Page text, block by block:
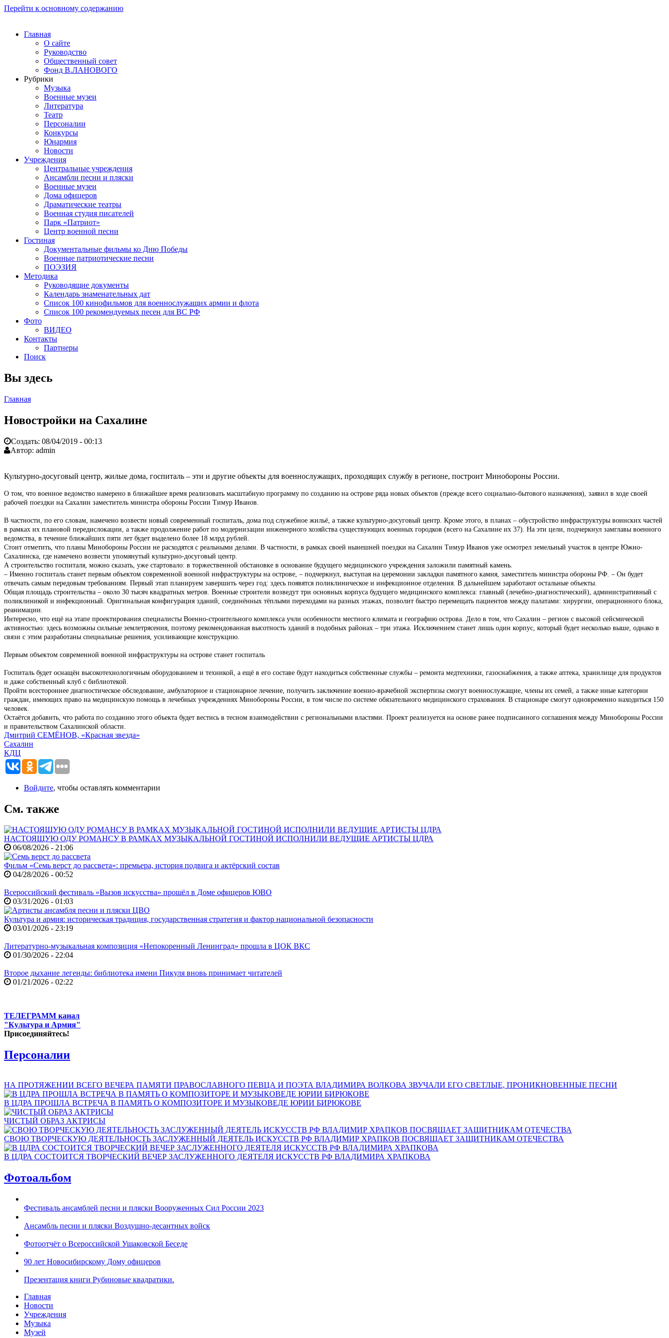
Перейти к основному содержанию
Главная
О сайте
Руководство
Общественный совет
Фонд В.ЛАНОВОГО
Рубрики
Музыка
Военные музеи
Литература
Театр
Персоналии
Конкурсы
Юнармия
Новости
Учреждения
Центральные учреждения
Ансамбли песни и пляски
Военные музеи
Дома офицеров
Драматические театры
Военная студия писателей
Парк «Патриот»
Центр военной песни
Гостиная
Документальные фильмы ко Дню Победы
Военные патриотические песни
ПОЭЗИЯ
Методика
Руководящие документы
Календарь знаменательных дат
Список 100 кинофильмов для военнослужащих армии и флота
Список 100 рекомендуемых песен для ВС РФ
Фото
ВИДЕО
Контакты
Партнеры
Поиск
Вы здесь
Главная
Новостройки на Сахалине
Создать: 08/04/2019 - 00:13
Автор: admin
Культурно-досуговый центр, жилые дома, госпиталь – эти и другие объекты для военнослужащих, проходящих службу в регионе, построит Минобороны России.
О том, что военное ведомство намерено в ближайшее время реализовать масштабную программу по созданию на острове ряда новых объектов (прежде всего социально-бытового назначения), заявил в ходе своей
рабочей поездки на Сахалин заместитель министра обороны России Тимур Иванов.
В частности, по его словам, намечено возвести новый современный госпиталь, дома под служебное жильё, а также культурно-досуговый центр. Кроме этого, в планах – обустройство инфраструктуры воинских частей
в рамках их плановой передислокации, а также продолжение работ по модернизации инженерного хозяйства существующих военных городков (всего на Сахалине их 37). На эти цели, подчеркнул замглавы военного
ведомства, в течение ближайших пяти лет будет выделено более 18 млрд рублей.
Стоит отметить, что планы Мин­обороны России не расходятся с реальными делами. В частности, в рамках своей нынешней поездки на Сахалин Тимур Иванов уже осмотрел земельный участок в центре Южно-
Сахалинска, где намечено возвести упомянутый культурно-досуговый центр.
А строительство госпиталя, можно сказать, уже стартовало: в торжественной обстановке в основание будущего медицинского учреждения заложили памятный камень.
– Именно госпиталь станет первым объектом современной военной инфраструктуры на острове, – подчеркнул, выступая на церемонии закладки памятного камня, заместитель министра обороны РФ. – Он будет
отвечать самым передовым требованиям. Первый этап планируем завершить через год: здесь появятся поликлиническое и инфекционное отделения. В дальнейшем заработают остальные объекты.
Общая площадь строительства – около 30 тысяч квадратных метров. Военные строители возведут три основных корпуса будущего медицинского комплекса: главный (лечебно-диагностический), административный с
поликлиникой и инфекционный. Оригинальная конфигурация зданий, соединённых тёплыми переходами на разных этажах, позволит быстро перемещать пациентов между палатами: хирургии, операционного блока,
реанимации.
Интересно, что ещё на этапе проектирования специалисты Военно-строительного комплекса учли особенности местного климата и географию острова. Дело в том, что Сахалин – регион с высокой сейсмической
активностью: здесь возможны сильные землетрясения, поэтому рекомендованная высотность зданий в подобных районах – три этажа. Исключением станет лишь один корпус, который будет несколько выше, однако в
связи с этим разработаны специальные решения, усиливающие конструкцию.
Первым объектом современной военной инфраструктуры на острове станет госпиталь
Госпиталь будет оснащён высокотехнологичным оборудованием и техникой, а ещё в его составе будут находиться собственные службы – ремонта медтехники, газоснабжения, а также аптека, хранилище для продуктов
и даже собственный клуб с библиотекой.
Пройти всестороннее диагностическое обследование, амбулаторное и стационарное лечение, получить заключение военно-врачебной экспертизы смогут военнослужащие, члены их семей, а также иные категории
граждан, имеющих право на медицинскую помощь в лечебных учреждениях Минобороны России, в том числе по системе обязательного медицинского страхования. В стационаре смогут одновременно находиться 150
человек.
Остаётся добавить, что работа по созданию этого объекта будет вестись в тесном взаимодействии с региональными властями. Проект реализуется на основе ранее подписанного соглашения между Минобороны России
и правительством Сахалинской области.
Дмитрий СЕМЁНОВ, «Красная звезда»
Сахалин
КДЦ
Войдите, чтобы оставлять комментарии
См. также
НАСТОЯЩУЮ ОДУ РОМАНСУ В РАМКАХ МУЗЫКАЛЬНОЙ ГОСТИНОЙ ИСПОЛНИЛИ ВЕДУЩИЕ АРТИСТЫ ЦДРА
06/08/2026 - 21:06
Фильм «Семь верст до рассвета»: премьера, история подвига и актёрский состав
04/28/2026 - 00:52
Всероссийский фестиваль «Вызов искусства» прошёл в Доме офицеров ЮВО
03/31/2026 - 01:03
Культура и армия: историческая традиция, государственная стратегия и фактор национальной безопасности
03/01/2026 - 23:19
Литературно-музыкальная композиция «Непокоренный Ленинград» прошла в ЦОК ВКС
01/30/2026 - 22:04
Второе дыхание легенды: библиотека имени Пикуля вновь принимает читателей
01/21/2026 - 02:22
ТЕЛЕГРАММ канал
"Культура и Армия"
Присоединяйтесь!
Персоналии
НА ПРОТЯЖЕНИИ ВСЕГО ВЕЧЕРА ПАМЯТИ ПРАВОСЛАВНОГО ПЕВЦА И ПОЭТА ВЛАДИМИРА ВОЛКОВА ЗВУЧАЛИ ЕГО СВЕТЛЫЕ, ПРОНИКНОВЕННЫЕ ПЕСНИ
В ЦДРА ПРОШЛА ВСТРЕЧА В ПАМЯТЬ О КОМПОЗИТОРЕ И МУЗЫКОВЕДЕ ЮРИИ БИРЮКОВЕ
ЧИСТЫЙ ОБРАЗ АКТРИСЫ
СВОЮ ТВОРЧЕСКУЮ ДЕЯТЕЛЬНОСТЬ ЗАСЛУЖЕННЫЙ ДЕЯТЕЛЬ ИСКУССТВ РФ ВЛАДИМИР ХРАПКОВ ПОСВЯЩАЕТ ЗАЩИТНИКАМ ОТЕЧЕСТВА
В ЦДРА СОСТОИТСЯ ТВОРЧЕСКИЙ ВЕЧЕР ЗАСЛУЖЕННОГО ДЕЯТЕЛЯ ИСКУССТВ РФ ВЛАДИМИРА ХРАПКОВА
Фотоальбом
Фестиваль ансамблей песни и пляски Вооруженных Сил России 2023
Ансамбль песни и пляски Воздушно-десантных войск
Фотоотчёт о Всероссийской Ушаковской Беседе
90 лет Новосибирскому Дому офицеров
Презентация книги Рубиновые квадратики.
Главная
Новости
Учреждения
Музыка
Музей